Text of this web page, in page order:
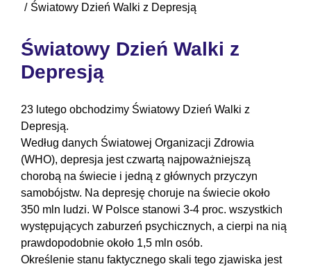
Światowy Dzień Walki z Depresją
Światowy Dzień Walki z
Depresją
23 lutego obchodzimy Światowy Dzień Walki z
Depresją.
Według danych Światowej Organizacji Zdrowia
(WHO), depresja jest czwartą najpoważniejszą
chorobą na świecie i jedną z głównych przyczyn
samobójstw. Na depresję choruje na świecie około
350 mln ludzi. W Polsce stanowi 3-4 proc. wszystkich
występujących zaburzeń psychicznych, a cierpi na nią
prawdopodobnie około 1,5 mln osób.
Określenie stanu faktycznego skali tego zjawiska jest